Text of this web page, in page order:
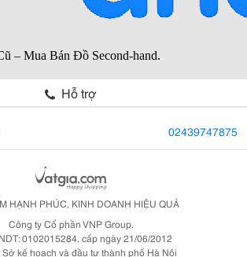
Hỗ trợ
02439747875
HẠNH PHÚC, KINH DOANH HIỆU QUẢ
Công ty Cổ phần VNP Group.
0102015284, cấp ngày 21/06/2012
Sở kế hoạch và đầu tư thành phố Hà Nội